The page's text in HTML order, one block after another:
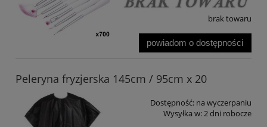
brak towaru
powiadom o dostępności
Peleryna fryzjerska 145cm / 95cm x 20
Dostępność: na wyczerpaniu
Wysyłka w:2 dni robocze